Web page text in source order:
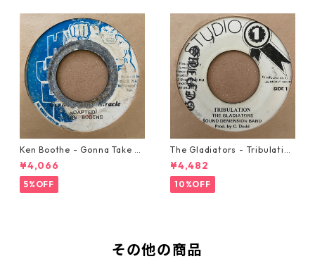
Ken Boothe - Gonna Take A
Miracle【7-21362】
¥4,066
5%OFF
The Gladiators - Tribulation
【7-21365】
¥4,482
10%OFF
その他の商品